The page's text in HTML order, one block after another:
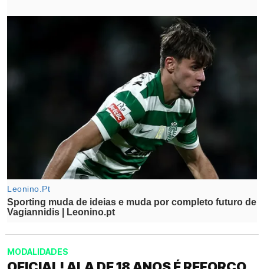
MODALIDADES